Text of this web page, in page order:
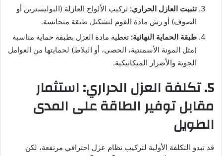
تثبيت العازل الحراري: تركيب الألواح العازلة (البوليسترين أو
الصوف) أو رش مادة الفوم لتشكيل طبقة متجانسة.
طبقة الحماية النهائية: تغطية مادة العزل بطبقة حماية مناسبة
(مثل المونة الأسمنتية، الحصى، أو البلاط) لحمايتها من العوامل
الجوية والأضرار الميكانيكية.
5. تكلفة العزل الحراري: استثمار
مقابل توفير الطاقة على المدى
الطويل
قد تبدو التكلفة الأولية لتركيب نظام عزل احترافي مرتفعة، لكن